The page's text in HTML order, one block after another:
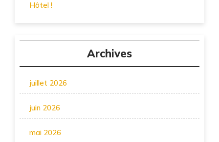
Hôtel !
Archives
juillet 2026
juin 2026
mai 2026